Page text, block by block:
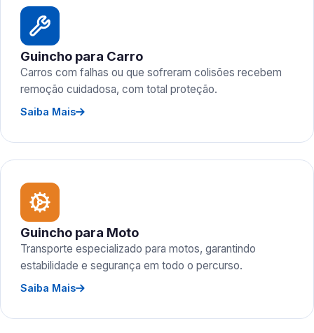
Guincho para Carro
Carros com falhas ou que sofreram colisões recebem
remoção cuidadosa, com total proteção.
Saiba Mais
Guincho para Moto
Transporte especializado para motos, garantindo
estabilidade e segurança em todo o percurso.
Saiba Mais